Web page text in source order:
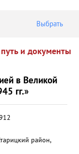
Выбрать
и документы
в Великой
гг.»
район,